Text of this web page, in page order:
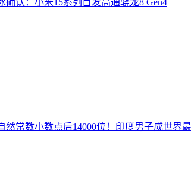
然常数小数点后14000位！印度男子成世界